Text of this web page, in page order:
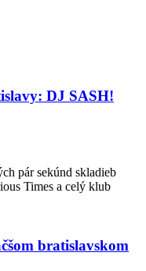
DJ SASH!
pár sekúnd skladieb
Times a celý klub
bratislavskom